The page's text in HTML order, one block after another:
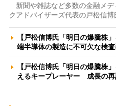
新聞や雑誌など多数の金融メデ
クアドバイザーズ代表の戸松信博
【戸松信博氏「明日の爆騰株
端半導体の製造に不可欠な検
【戸松信博氏「明日の爆騰株
えるキープレーヤー 成長の